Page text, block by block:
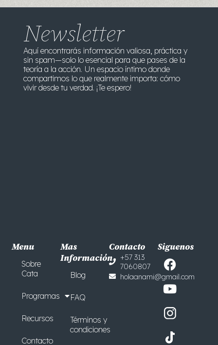
Newsletter
Aquí encontrarás información valiosa, práctica y
sin spam—solo lo esencial para que pases de la
teoría a la acción. Un espacio íntimo donde
compartimos lo que realmente importa: cómo
vivir desde tu verdad. ¡Te espero!
Menu
Sobre
Cata
Programas
Recursos
Contacto
Mas
Información
Blog
FAQ
Términos y
condiciones
Siguenos
F
a
c
e
b
o
o
Y
o
u
t
u
b
e
Contacto
+57 313
7060807
holaanami@gmail.com